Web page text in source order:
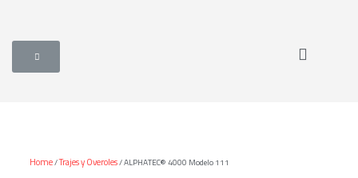
Home/Trajes y Overoles/ ALPHATEC® 4000 Modelo 111